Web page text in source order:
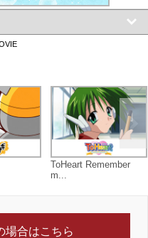
ToHeart Remember
m...
場合はこちら